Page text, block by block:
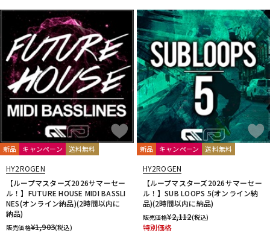
新品 キャンペーン 送料無料
HY2ROGEN
【ループマスターズ2026サマーセー
ル！】FUTURE HOUSE MIDI BASSLI
NES(オンライン納品)(2時間以内に
納品)
販売価格¥1,903(税込)
新品 キャンペーン 送料無料
HY2ROGEN
【ループマスターズ2026サマーセー
ル！】SUB LOOPS 5(オンライン納
品)(2時間以内に納品)
販売価格¥2,112(税込)
特別価格